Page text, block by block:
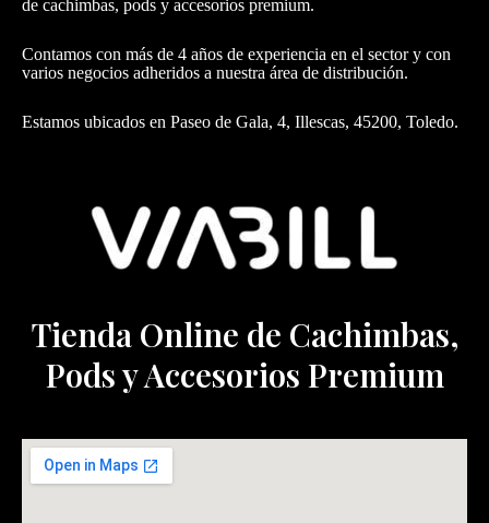
de cachimbas, pods y accesorios premium.
Contamos con más de 4 años de experiencia en el sector y con
varios negocios adheridos a nuestra área de distribución.
Estamos ubicados en Paseo de Gala, 4, Illescas, 45200, Toledo.
Tienda Online de Cachimbas,
Pods y Accesorios Premium